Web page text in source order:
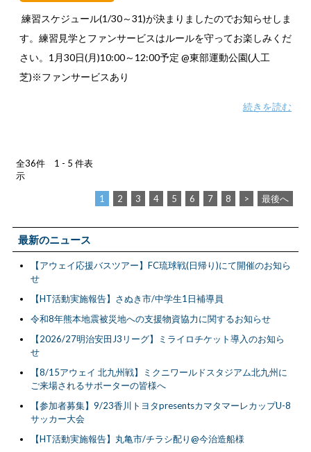
練習スケジュール(1/30～31)が決まりましたのでお知らせしま
す。練習見学とファンサービスはルールを守ってお楽しみくだ
さい。1月30日(月)10:00～12:00予定 @東部運動公園(人工
芝)※ファンサービスあり
続きを読む
全36件 1 - 5 件表
示
1 2 3 4 5 6 7 8 > 最後へ
最新のニュース
【アウェイ応援バスツアー】FC琉球戦(日帰り)にて開催のお知ら
せ
【HT活動実施報告】さぬき市/中学生1日補導員
令和8年熊本地震被災地への支援物資協力に関するお知らせ
【2026/27明治安田J3リーグ】ミライロチケット導入のお知ら
せ
【8/15アウェイ 北九州戦】ミクニワールドスタジアム北九州に
ご来場されるサポーターの皆様へ
【参加者募集】9/23香川トヨタpresentsカマタマーレカップU-8
サッカー大会
【HT活動実施報告】丸亀市/チラシ配り@今治造船様